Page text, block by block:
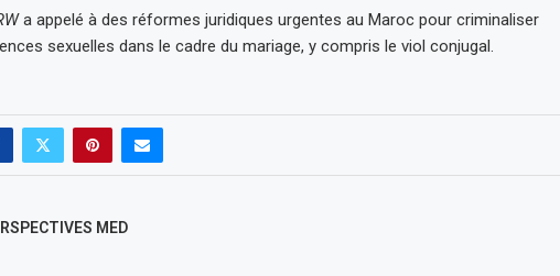
a appelé à des réformes juridiques urgentes au Maroc pour criminaliser
sexuelles dans le cadre du mariage, y compris le viol conjugal.
MED